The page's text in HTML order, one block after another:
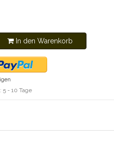
In den Warenkorb
5 - 10 Tage